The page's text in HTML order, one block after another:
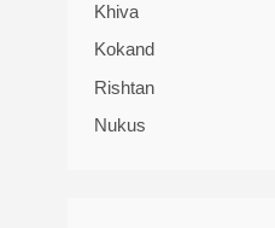
Khiva
Kokand
Rishtan
Nukus